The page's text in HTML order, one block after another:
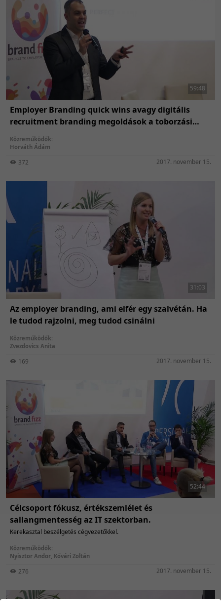
59:48
Employer Branding quick wins avagy digitális
recruitment branding megoldások a toborzási
Közreműködők:
Horváth Ádám
372 2017. november 15.
31:03
Az employer branding, ami elfér egy szalvétán. Ha
le tudod rajzolni, meg tudod csinálni
Közreműködők:
Zvezdovics Anita
169 2017. november 15.
52:44
Célcsoport fókusz, értékszemlélet és
sallangmentesség az IT szektorban.
Kerekasztal beszélgetés cégvezetőkkel.
Közreműködők:
Nyisztor Andor Kővári Zoltán
276 2017. november 15.